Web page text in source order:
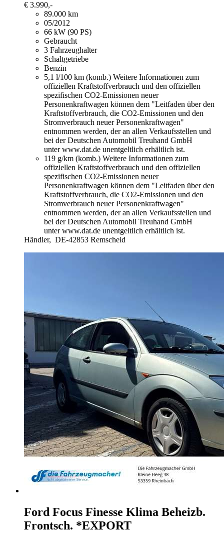
€ 3.990,-
89.000 km
05/2012
66 kW (90 PS)
Gebraucht
3 Fahrzeughalter
Schaltgetriebe
Benzin
5,1 l/100 km (komb.) Weitere Informationen zum
offiziellen Kraftstoffverbrauch und den offiziellen
spezifischen CO2-Emissionen neuer
Personenkraftwagen können dem "Leitfaden über den
Kraftstoffverbrauch, die CO2-Emissionen und den
Stromverbrauch neuer Personenkraftwagen"
entnommen werden, der an allen Verkaufsstellen und
bei der Deutschen Automobil Treuhand GmbH
unter www.dat.de unentgeltlich erhältlich ist.
119 g/km (komb.) Weitere Informationen zum
offiziellen Kraftstoffverbrauch und den offiziellen
spezifischen CO2-Emissionen neuer
Personenkraftwagen können dem "Leitfaden über den
Kraftstoffverbrauch, die CO2-Emissionen und den
Stromverbrauch neuer Personenkraftwagen"
entnommen werden, der an allen Verkaufsstellen und
bei der Deutschen Automobil Treuhand GmbH
unter www.dat.de unentgeltlich erhältlich ist.
Händler, DE-42853 Remscheid
Ford Focus Finesse Klima Beheizb.
Frontsch. *EXPORT